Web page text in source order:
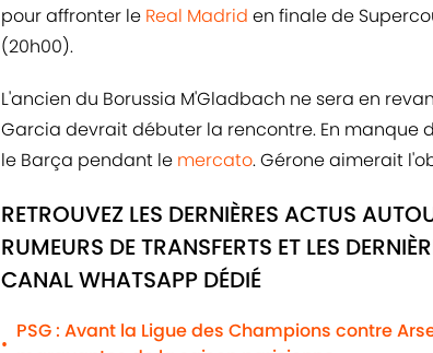
pour affronter le Real Madrid en finale de
(20h00).
L'ancien du Borussia M'Gladbach ne sera en
Garcia devrait débuter la rencontre. En manque
le Barça pendant le mercato. Gérone aimerait
RETROUVEZ LES DERNIÈRES ACTUS
RUMEURS DE TRANSFERTS ET LES
CANAL WHATSAPP DÉDIÉ
•
PSG : Avant la Ligue des Champions contre